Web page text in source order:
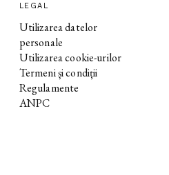
LEGAL
Utilizarea datelor
personale
Utilizarea cookie-urilor
Termeni și condiții
Regulamente
ANPC